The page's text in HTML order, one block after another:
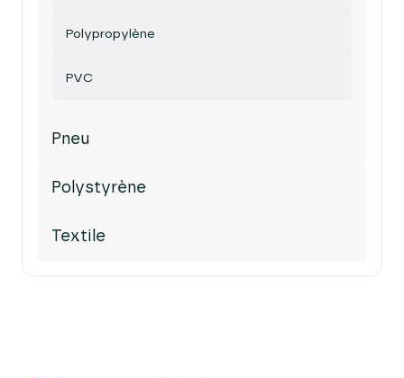
Polypropylène
PVC
Pneu
Polystyrène
Textile